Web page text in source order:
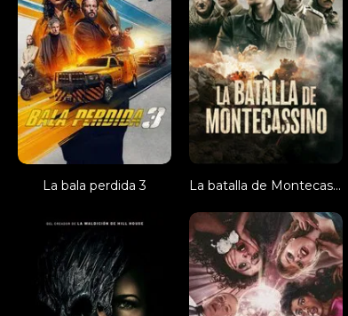
La bala perdida 3 La batalla de Montecassino